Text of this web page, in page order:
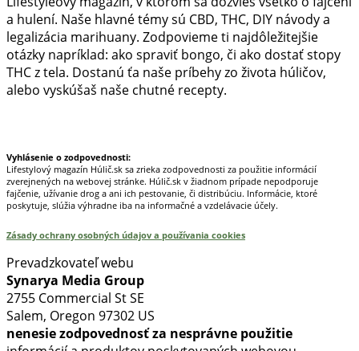
a hulení. Naše hlavné témy sú CBD, THC, DIY návody a
legalizácia marihuany. Zodpovieme ti najdôležitejšie
otázky napríklad: ako spraviť bongo, či ako dostať stopy
THC z tela. Dostanú ťa naše príbehy zo života húličov,
alebo vyskúšaš naše chutné recepty.
Vyhlásenie o zodpovednosti:
Lifestylový magazín Húlič.sk sa zrieka zodpovednosti za použitie informácií
zverejnených na webovej stránke. Húlič.sk v žiadnom prípade nepodporuje
fajčenie, užívanie drog a ani ich pestovanie, či distribúciu. Informácie, ktoré
poskytuje, slúžia výhradne iba na informačné a vzdelávacie účely.
Zásady ochrany osobných údajov a používania cookies
Prevadzkovateľ webu
Synarya Media Group
2755 Commercial St SE
Salem, Oregon 97302 US
nenesie zodpovednosť za nesprávne použitie